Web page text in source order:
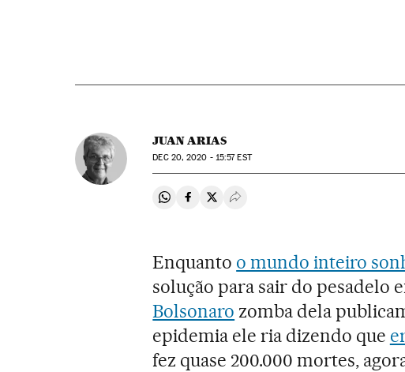
JUAN ARIAS
DEC20, 2020 - 15:57EST
Compartir en Whatsapp
Compartir en Facebook
Compartir en Twitter
Desplegar Redes Sociales
Enquanto o mundo inteiro
solução para sair do pesadelo
Bolsonaro zomba dela
epidemia ele ria dizendo que
fez quase 200.000 mortes,